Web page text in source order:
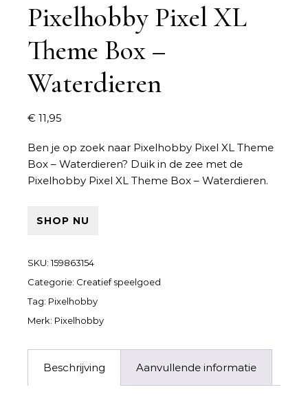
Pixelhobby Pixel XL
Theme Box –
Waterdieren
€ 11,95
Ben je op zoek naar Pixelhobby Pixel XL Theme
Box – Waterdieren? Duik in de zee met de
Pixelhobby Pixel XL Theme Box – Waterdieren.
SHOP NU
SKU:159863154
Categorie: Creatief speelgoed
Tag: Pixelhobby
Merk: Pixelhobby
Beschrijving Aanvullende informatie